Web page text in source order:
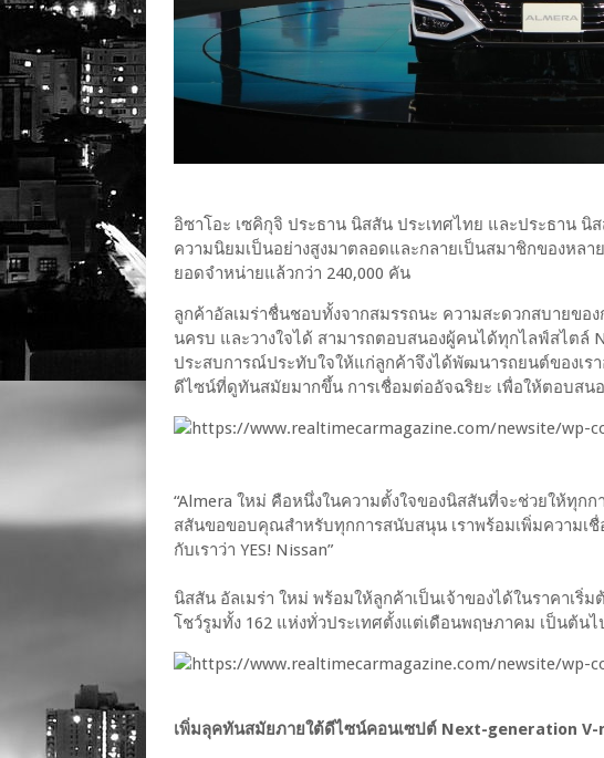
อิซาโอะ เซคิกุจิ ประธาน นิสสัน ประเทศไทย และประธาน นิ
ความนิยมเป็นอย่างสูงมาตลอดและกลายเป็นสมาชิกของหล
ยอดจำหน่ายแล้วกว่า 240,000 คัน
ลูกค้าอัลเมร่าชื่นชอบทั้งจากสมรรถนะ ความสะดวกสบายขอ
นครบ และวางใจได้ สามารถตอบสนองผู้คนได้ทุกไลฟ์สไตล์
ประสบการณ์ประทับใจให้แก่ลูกค้าจึงได้พัฒนารถยนต์ของเร
ดีไซน์ที่ดูทันสมัยมากขึ้น การเชื่อมต่ออัจฉริยะ เพื่อให้ตอบสน
“Almera ใหม่ คือหนึ่งในความตั้งใจของนิสสันที่จะช่วยให้ทุก
สสันขอขอบคุณสำหรับทุกการสนับสนุน เราพร้อมเพิ่มความเ
กับเราว่า YES! Nissan”
นิสสัน อัลเมร่า ใหม่ พร้อมให้ลูกค้าเป็นเจ้าของได้ในราคาเริ่
โชว์รูมทั้ง 162 แห่งทั่วประเทศตั้งแต่เดือนพฤษภาคม เป็นต้นไ
เพิ่มลุคทันสมัยภายใต้ดีไซน์คอนเซปต์ Next-generation